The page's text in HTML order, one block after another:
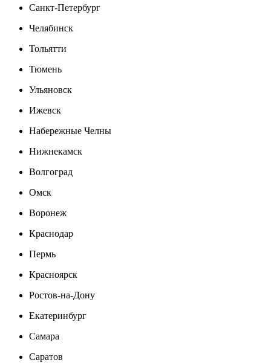
Санкт-Петербург
Челябинск
Тольятти
Тюмень
Ульяновск
Ижевск
Набережные Челны
Нижнекамск
Волгоград
Омск
Воронеж
Краснодар
Пермь
Красноярск
Ростов-на-Дону
Екатеринбург
Самара
Саратов